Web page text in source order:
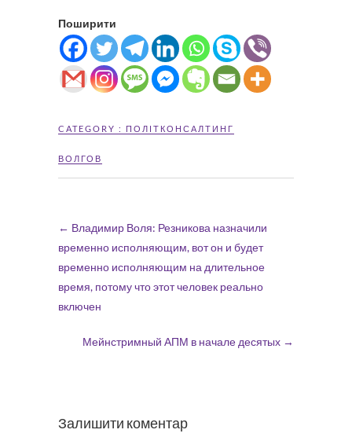
Поширити
CATEGORY : ПОЛІТКОНСАЛТИНГ
ВОЛГОВ
← Владимир Воля: Резникова назначили
временно исполняющим, вот он и будет
временно исполняющим на длительное
время, потому что этот человек реально
включен
Мейнстримный АПМ в начале десятых →
Залишити коментар